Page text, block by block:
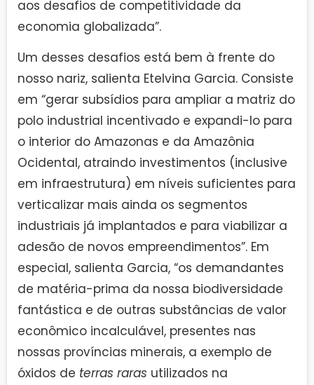
aos desafios de competitividade da
economia globalizada”.
Um desses desafios está bem à frente do
nosso nariz, salienta Etelvina Garcia. Consiste
em “gerar subsídios para ampliar a matriz do
polo industrial incentivado e expandi-lo para
o interior do Amazonas e da Amazônia
Ocidental, atraindo investimentos (inclusive
em infraestrutura) em níveis suficientes para
verticalizar mais ainda os segmentos
industriais já implantados e para viabilizar a
adesão de novos empreendimentos”. Em
especial, salienta Garcia, “os demandantes
de matéria-prima da nossa biodiversidade
fantástica e de outras substâncias de valor
econômico incalculável, presentes nas
nossas províncias minerais, a exemplo de
óxidos de terras raras utilizados na